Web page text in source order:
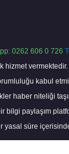
0262 606 0 726
hizmet
kabul
haber niteliği
paylaşım
süre içerisinde